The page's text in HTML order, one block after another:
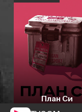
План Си